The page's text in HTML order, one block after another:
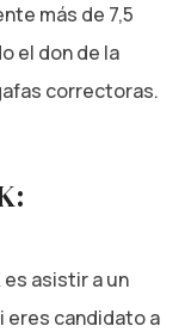
más de 7,5
el don de la
correctoras.
es asistir a un
eres candidato a